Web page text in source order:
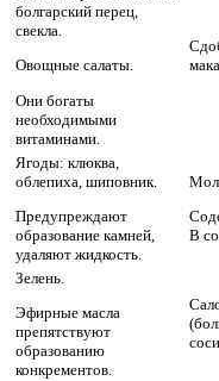
болгарский перец,
свекла.
Овощные салаты.
Они богаты
необходимыми
витаминами.
Ягоды: клюква,
облепиха, шиповник.
Предупреждают
образование камней,
удаляют жидкость.
В
Зелень.
Эфирные масла
препятствуют
образованию
конкрементов.